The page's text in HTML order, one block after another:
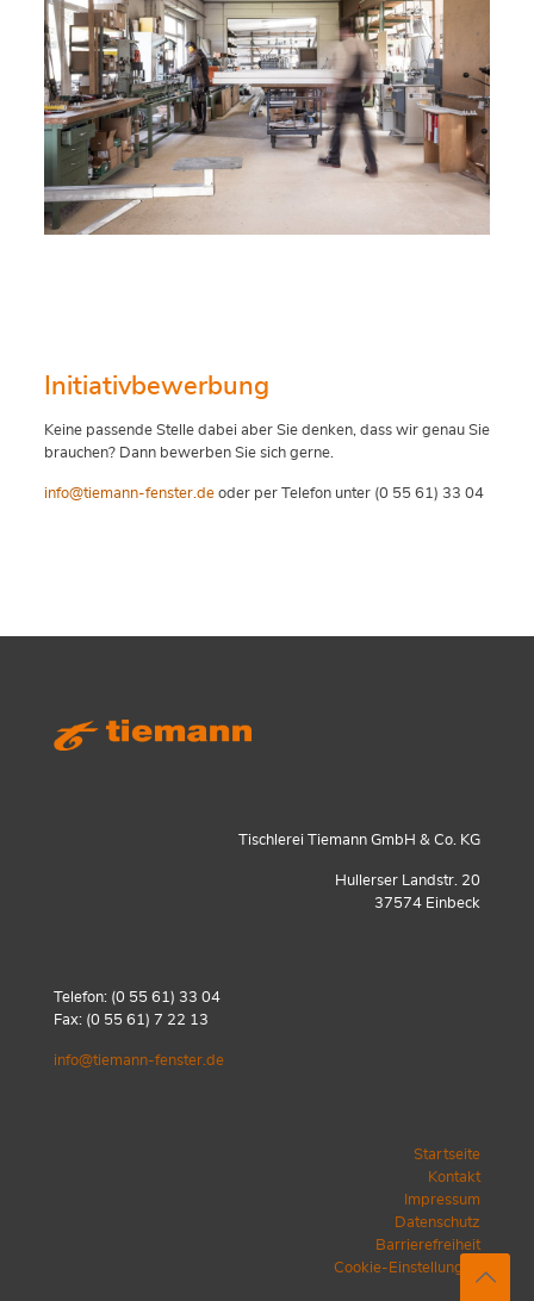
Initiativbewerbung
Keine passende Stelle dabei aber Sie denken, dass wir genau Sie
brauchen? Dann bewerben Sie sich gerne.
info@tiemann-fenster.deoder per Telefon unter (0 55 61) 33 04
Tischlerei Tiemann GmbH & Co. KG
Hullerser Landstr. 20
37574 Einbeck
Telefon: (0 55 61) 33 04
Fax: (0 55 61) 7 22 13
info@tiemann-fenster.de
Startseite
Kontakt
Impressum
Datenschutz
Barrierefreiheit
Cookie-Einstellungen